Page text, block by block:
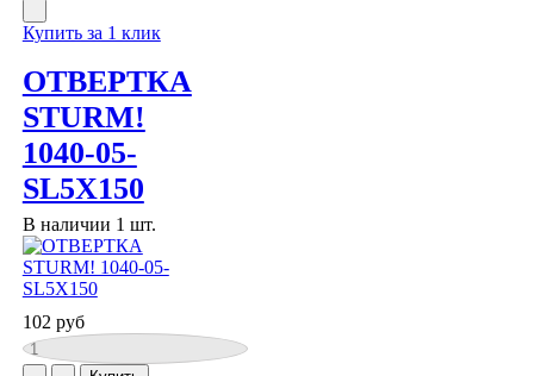
Купить за 1 клик
ОТВЕРТКА
STURM!
1040-05-
SL5X150
В наличии 1 шт.
102 руб